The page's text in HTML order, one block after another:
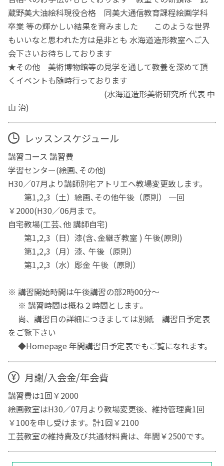
蔵野美大油絵科現役合格 同美大通信教育課程絵画学科
卒業 等の輝かしい結果を育みました このような世界
もいいなと思われた方は是非とも 水海道造形教室へご入
会下さいお待ちしております
★その他 美術博物館等の見学を通して教養を深めて頂
くイベントも随時行っております
(水海道造形美術研究所 代表 中
山 治)
レッスンスケジュール
講習コース 講習費
学習センター(絵画､その他)
H30／07月より講師別宅アトリエへ教場変更致します。
第1,2,3（土）絵画､その他午後（原則） 一回
￥2000(H30／06月まで。
自宅教場(工芸､他 講師自宅)
第1,2,3（日）漆(含､金継ぎ教室 ) 午後(原則)
第1,2,3（月）漆､ 午後（原則）
第1,2,3（水）彫金 午後（原則）
※ 講習開始時間は午後講習の部2時00分～
※ 講習時間は概ね２時間とします｡
尚、講習日の詳細につきましては別紙 講習日予定表
をご覧下さい
◆Homepage 年間講習日予定表でもご覧になれます。
月謝/入会金/年会費
講習費は1回￥2000
絵画教室はH30／07月より教場変更後、維持管理費1回
￥100を申し受けます。計1回￥2100
工芸教室の維持費及び共通材料費は、年間￥2500です。